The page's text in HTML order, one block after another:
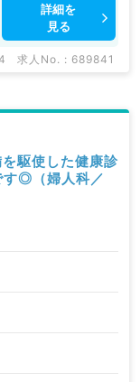
詳細を
見る
求人No. : 689841
駆使した健康診
◎（婦人科／